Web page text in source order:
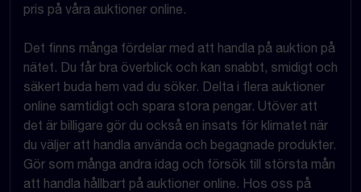
pris på våra auktioner online.
Det finns många fördelar med att handla på auktion på
nätet. Du får bra överblick och kan snabbt, smidigt och
säkert buda hem vad du söker. Delta i flera auktioner
online samtidigt och spara stora pengar. Utöver att
det är billigare gör du också en insats för klimatet när
du väljer att handla använda och begagnade produkter.
Gör som många andra idag och försök till största mån
att handla hållbart på auktioner online. Hos oss på